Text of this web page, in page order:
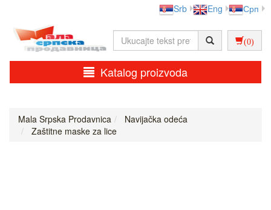
Srb Eng Срп
(0)
Katalog proizvoda
Mala Srpska Prodavnica
Navijačka odeća
Zaštitne maske za lice